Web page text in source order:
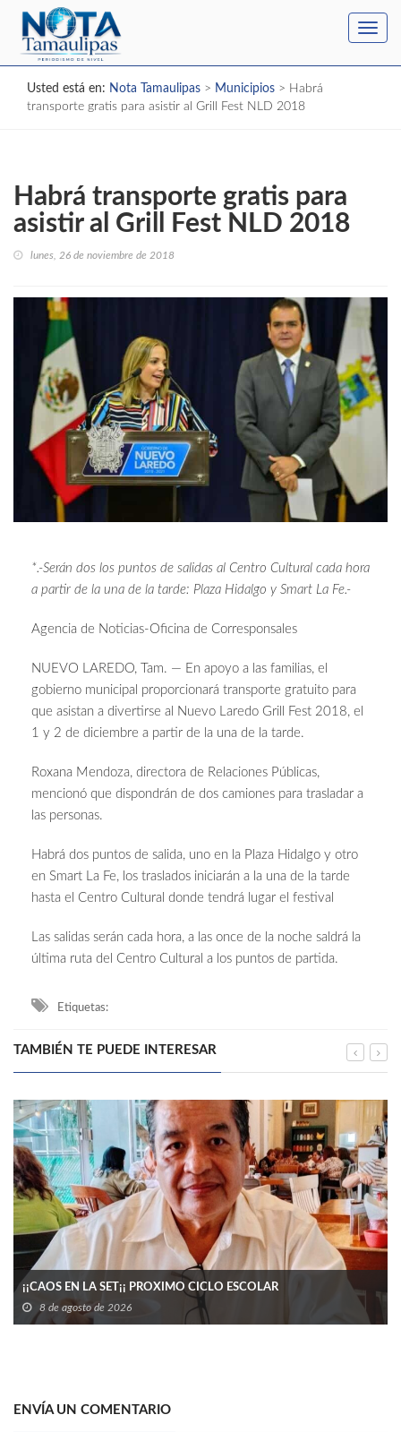
Usted está en: Nota Tamaulipas > Municipios > Habrá
transporte gratis para asistir al Grill Fest NLD 2018
Habrá transporte gratis para
asistir al Grill Fest NLD 2018
lunes, 26 de noviembre de 2018
*.-Serán dos los puntos de salidas al Centro Cultural cada hora
a partir de la una de la tarde: Plaza Hidalgo y Smart La Fe.-
Agencia de Noticias-Oficina de Corresponsales
NUEVO LAREDO, Tam. — En apoyo a las familias, el
gobierno municipal proporcionará transporte gratuito para
que asistan a divertirse al Nuevo Laredo Grill Fest 2018, el
1 y 2 de diciembre a partir de la una de la tarde.
Roxana Mendoza, directora de Relaciones Públicas,
mencionó que dispondrán de dos camiones para trasladar a
las personas.
Habrá dos puntos de salida, uno en la Plaza Hidalgo y otro
en Smart La Fe, los traslados iniciarán a la una de la tarde
hasta el Centro Cultural donde tendrá lugar el festival
Las salidas serán cada hora, a las once de la noche saldrá la
última ruta del Centro Cultural a los puntos de partida.
Etiquetas:
TAMBIÉN TE PUEDE INTERESAR
¡¡CAOS EN LA SET¡¡ PROXIMO CICLO ESCOLAR
8 de agosto de 2026
ENVÍA UN COMENTARIO